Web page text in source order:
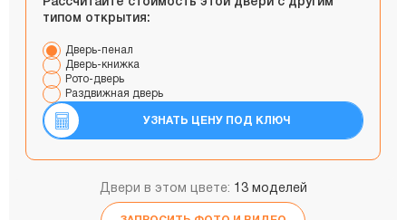
типом открытия:
Дверь-пенал
Дверь-книжка
Рото-дверь
Раздвижная дверь
УЗНАТЬ ЦЕНУ ПОД КЛЮЧ
Двери в этом цвете: 13 моделей